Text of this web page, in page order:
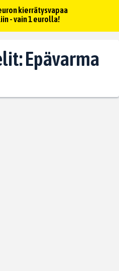
kierrätysvapaa
- vain 1 eurolla!
Epävarma